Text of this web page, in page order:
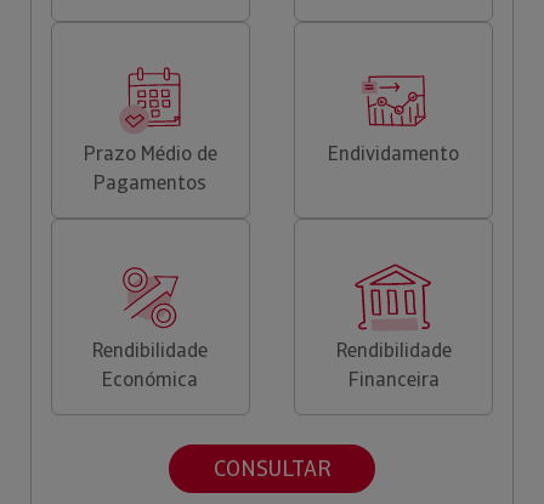
Prazo Médio de
Pagamentos
Endividamento
Rendibilidade
Económica
Rendibilidade
Financeira
CONSULTAR